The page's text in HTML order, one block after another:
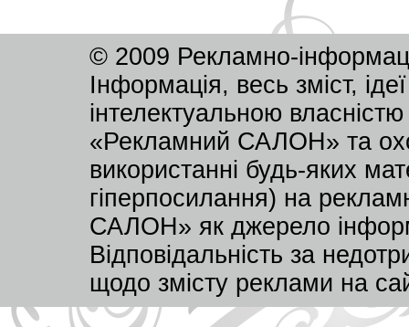
© 2009 Рекламно-
Інформація, весь зміст,
інтелектуальною
«Рекламний САЛОН» та
використанні будь-яких
гіперпосилання) на
САЛОН» як джерело
Відповідальність за
щодо змісту реклами на